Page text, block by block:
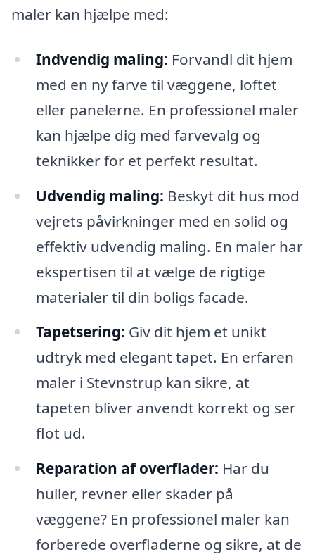
maler kan hjælpe med:
Indvendig maling: Forvandl dit hjem
med en ny farve til væggene, loftet
eller panelerne. En professionel maler
kan hjælpe dig med farvevalg og
teknikker for et perfekt resultat.
Udvendig maling: Beskyt dit hus mod
vejrets påvirkninger med en solid og
effektiv udvendig maling. En maler har
ekspertisen til at vælge de rigtige
materialer til din boligs facade.
Tapetsering: Giv dit hjem et unikt
udtryk med elegant tapet. En erfaren
maler i Stevnstrup kan sikre, at
tapeten bliver anvendt korrekt og ser
flot ud.
Reparation af overflader: Har du
huller, revner eller skader på
væggene? En professionel maler kan
forberede overfladerne og sikre, at de